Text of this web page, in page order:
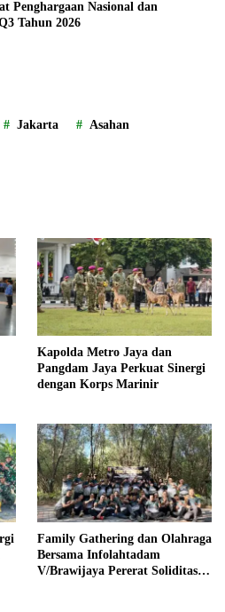
Penghargaan Nasional dan
Tahun 2026
Jakarta Asahan
Kapolda Metro Jaya dan
Pangdam Jaya Perkuat Sinergi
dengan Korps Marinir
Family Gathering dan Olahraga
Bersama Infolahtadam
V/Brawijaya Pererat Soliditas